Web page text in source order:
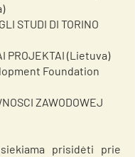
STUDI DI TORINO
PROJEKTAI (Lietuva)
Foundation
ZAWODOWEJ
prisidėti prie